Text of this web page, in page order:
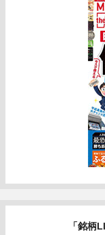
「銘柄